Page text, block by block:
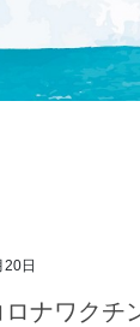
日
ナワクチ